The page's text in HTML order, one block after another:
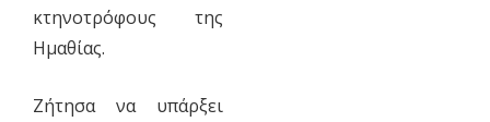
κτηνοτρόφους της
Ημαθίας.
Ζήτησα να υπάρξει